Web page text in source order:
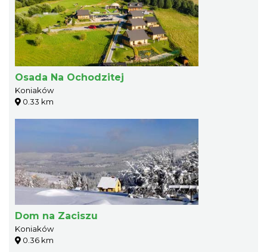
Osada Na Ochodzitej
Koniaków
0.33 km
Dom na Zaciszu
Koniaków
0.36 km